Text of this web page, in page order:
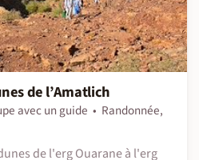
de l’Amatlich
avec un guide
Randonnée,
de l'erg Ouarane à l'erg